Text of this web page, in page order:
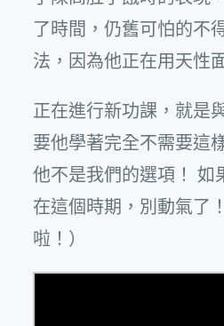
了時間，仍舊可怕的不
法，因為他正在用天性
正在進行新功課，就是
要他學著完全不需要這
他不是我們的選項！ 如
在這個時期，別動氣了
啦！）